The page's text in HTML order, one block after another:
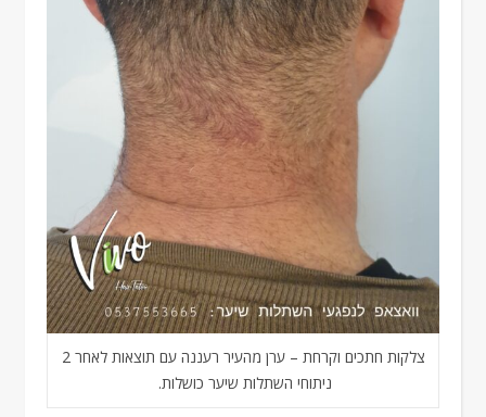
צלקות חתכים וקרחת – ערן מהעיר רעננה עם תוצאות לאחר 2
ניתוחי השתלות שיער כושלות.